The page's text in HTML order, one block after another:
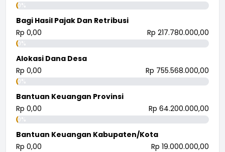
0%
Bagi Hasil Pajak Dan Retribusi
Rp 0,00
Rp 217.780.000,00
0%
Alokasi Dana Desa
Rp 0,00
Rp 755.568.000,00
0%
Bantuan Keuangan Provinsi
Rp 0,00
Rp 64.200.000,00
0%
Bantuan Keuangan Kabupaten/Kota
Rp 0,00
Rp 19.000.000,00